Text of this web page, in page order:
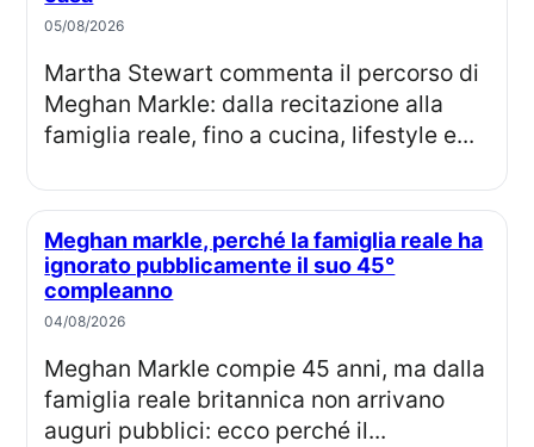
05/08/2026
Martha Stewart commenta il percorso di
Meghan Markle: dalla recitazione alla
famiglia reale, fino a cucina, lifestyle e...
Meghan markle, perché la famiglia reale ha
ignorato pubblicamente il suo 45°
compleanno
04/08/2026
Meghan Markle compie 45 anni, ma dalla
famiglia reale britannica non arrivano
auguri pubblici: ecco perché il...